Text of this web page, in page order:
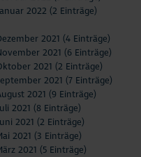
2022 (2 Einträge)
2021 (4 Einträge)
2021 (6 Einträge)
2021 (2 Einträge)
2021 (7 Einträge)
2021 (9 Einträge)
2021 (8 Einträge)
2021 (2 Einträge)
2021 (3 Einträge)
2021 (5 Einträge)